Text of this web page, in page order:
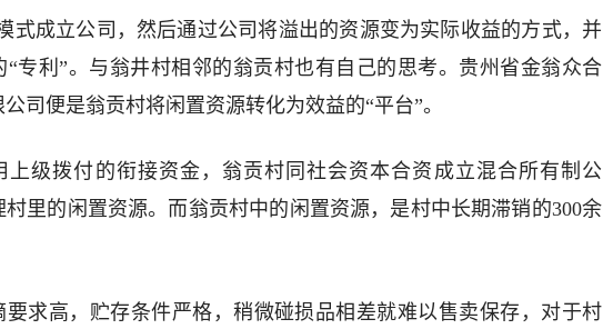
式成立公司，然后通过公司将溢出的资源变为实际收益的方式，并
“专利”。与翁井村相邻的翁贡村也有自己的思考。贵州省金翁众合
司便是翁贡村将闲置资源转化为效益的“平台”。
上级拨付的衔接资金，翁贡村同社会资本合资成立混合所有制公
村里的闲置资源。而翁贡村中的闲置资源，是村中长期滞销的300余
要求高，贮存条件严格，稍微碰损品相差就难以售卖保存，对于村